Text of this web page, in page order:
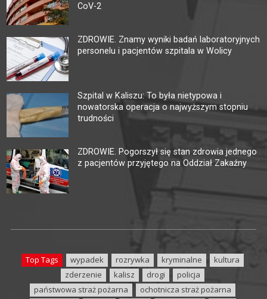
CoV-2
ZDROWIE. Znamy wyniki badań laboratoryjnych
personelu i pacjentów szpitala w Wolicy
Szpital w Kaliszu: To była nietypowa i
nowatorska operacja o najwyższym stopniu
trudności
ZDROWIE. Pogorszył się stan zdrowia jednego
z pacjentów przyjętego na Oddział Zakaźny
Top Tags wypadek rozrywka kryminalne
kultura
zderzenie
kalisz drogi
policja
państwowa straż pożarna
ochotnicza straż pożarna